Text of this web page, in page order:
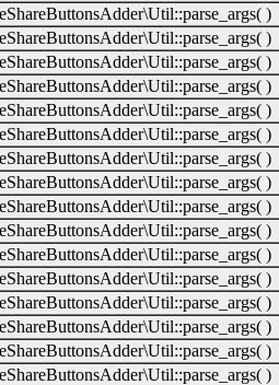
)
)
)
)
)
)
)
)
)
)
)
)
)
)
)
)